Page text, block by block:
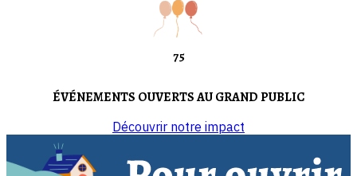
75
ÉVÉNEMENTS OUVERTS AU GRAND PUBLIC
Découvrir notre impact